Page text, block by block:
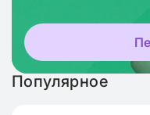
Популярное